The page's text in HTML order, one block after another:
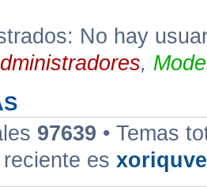
No hay
,
97639 • Temas
es